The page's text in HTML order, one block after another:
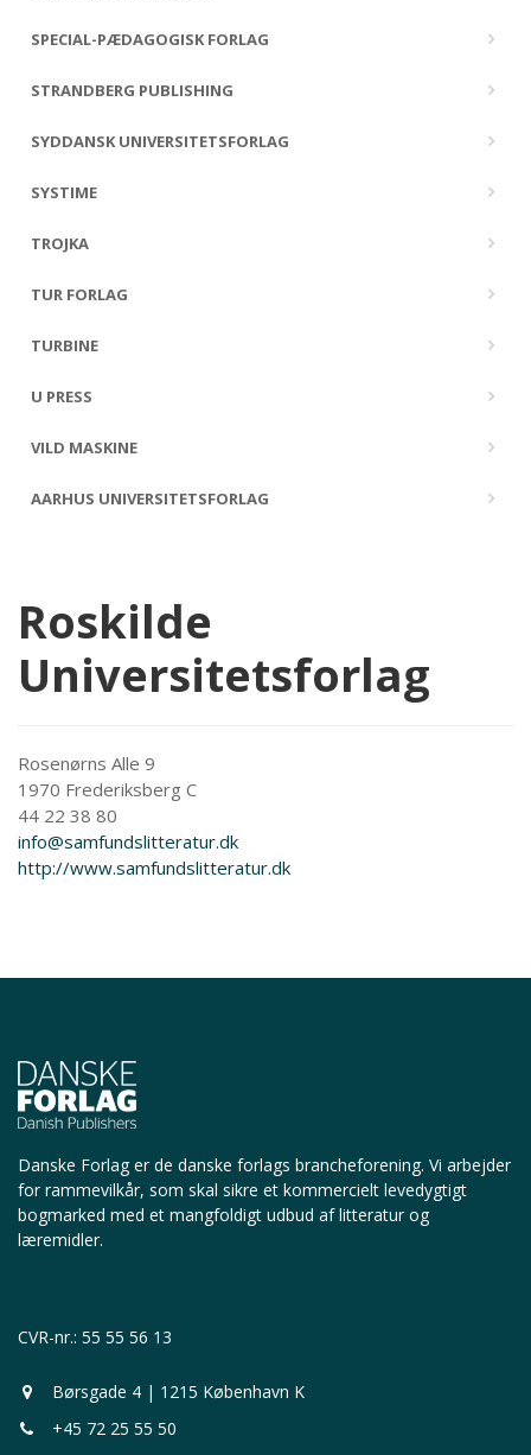
SPECIAL-PÆDAGOGISK FORLAG
STRANDBERG PUBLISHING
SYDDANSK UNIVERSITETSFORLAG
SYSTIME
TROJKA
TUR FORLAG
TURBINE
U PRESS
VILD MASKINE
AARHUS UNIVERSITETSFORLAG
Roskilde
Universitetsforlag
Rosenørns Alle 9
1970 Frederiksberg C
44 22 38 80
info@samfundslitteratur.dk
http://www.samfundslitteratur.dk
Danske Forlag er de danske forlags brancheforening. Vi arbejder
for rammevilkår, som skal sikre et kommercielt levedygtigt
bogmarked med et mangfoldigt udbud af litteratur og
læremidler.
CVR-nr.: 55 55 56 13
Børsgade 4 | 1215 København K
+45 72 25 55 50